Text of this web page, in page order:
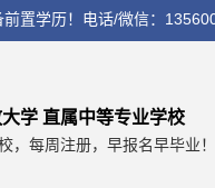
置学历！电话/微信：
学 直属中等专业学校
，每周注册，早报名早毕业！